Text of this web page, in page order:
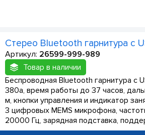
Стерео Bluetooth гарнитура с
Артикул: 26599-999-989
Товар в наличии
Беспроводная Bluetooth гарнитура с
380a, время работы до 37 часов,
м, кнопки управления и индикатор
3 цифровых MEMS микрофона,
20000 Гц, зарядная подставка,